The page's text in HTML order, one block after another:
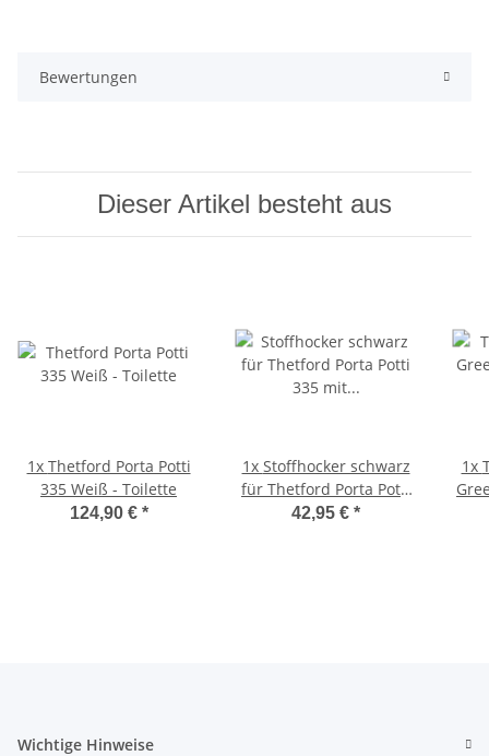
Bewertungen
Dieser Artikel besteht aus
1x Thetford Porta Potti
335 Weiß - Toilette
124,90 € *
1x Stoffhocker schwarz
für Thetford Porta Potti
335 mit Polster
42,95 € *
1x
Wichtige Hinweise